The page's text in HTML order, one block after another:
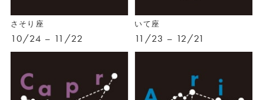
さそり座
10/24 – 11/22
いて座
11/23 – 12/21